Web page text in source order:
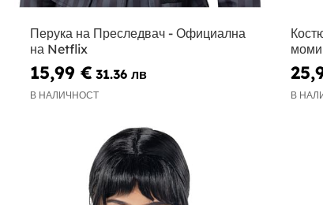
Перука на Преследвач - Официална
на Netflix
15,99 € 31.36 лв
В НАЛИЧНОСТ В